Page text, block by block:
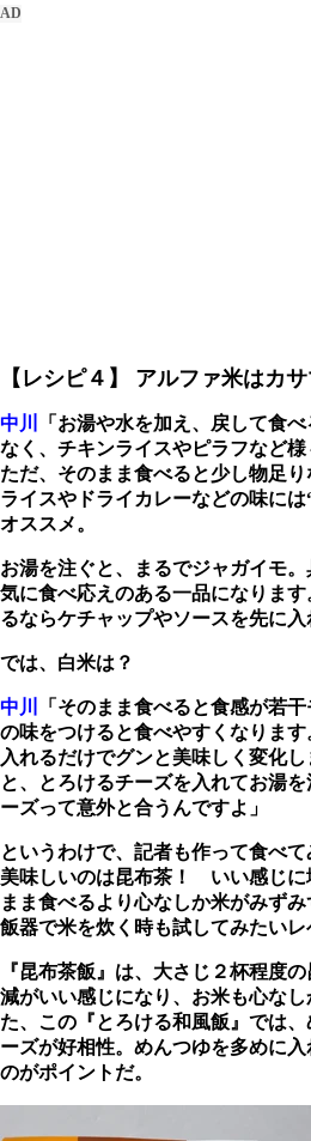
【レシピ４】 アルファ米はカ
中川
「お湯や水を加え、戻して食
なく、チキンライスやピラフなど様
ただ、そのまま食べると少し物足
ライスやドライカレーなどの味に
オススメ。
お湯を注ぐと、まるでジャガイモ
気に食べ応えのある一品になりま
るならケチャップやソースを先に入
では、白米は？
中川
「そのまま食べると食感が若
の味をつけると食べやすくなりま
入れるだけでグンと美味しく変化
と、とろけるチーズを入れてお湯
ーズって意外と合うんですよ」
というわけで、記者も作って食べ
美味しいのは昆布茶！ いい感じに
まま食べるより心なしか米がみず
飯器で米を炊く時も試してみたいレ
『昆布茶飯』は、大さじ２杯程度
減がいい感じになり、お米も心な
た、この『とろける和風飯』では
ーズが好相性。めんつゆを多めに
のがポイントだ。